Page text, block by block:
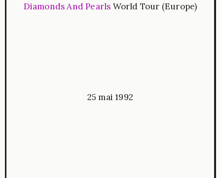
Diamonds And Pearls World Tour (Europe)
25 mai 1992